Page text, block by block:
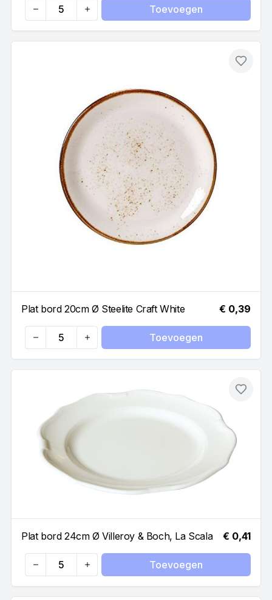
Quantity
Toevoegen
Plat bord 20cm Ø Steelite Craft White € 0,39
Quantity
Toevoegen
Plat bord 24cm Ø Villeroy & Boch, La Scala € 0,41
Quantity
Toevoegen